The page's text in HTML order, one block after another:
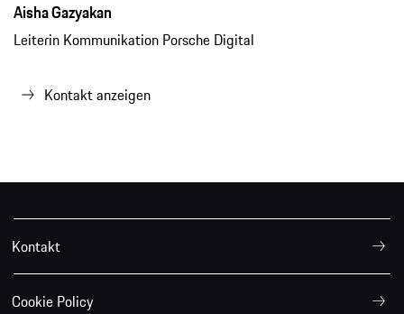
Aisha Gazyakan
Leiterin Kommunikation Porsche Digital
Kontakt anzeigen
Kontakt
Cookie Policy